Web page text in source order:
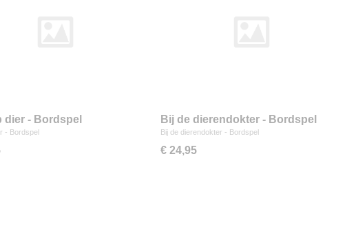
dier - Bordspel
- Bordspel
Bij de dierendokter - Bordspel
Bij de dierendokter - Bordspel
€ 24,95